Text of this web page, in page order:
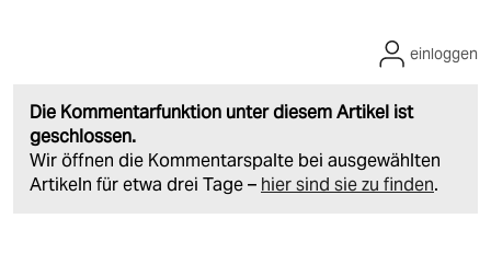
Die Kommentarfunktion unter diesem Artikel ist
geschlossen.
Wir öffnen die Kommentarspalte bei ausgewählten
Artikeln für etwa drei Tage – hier sind sie zu finden.
einloggen